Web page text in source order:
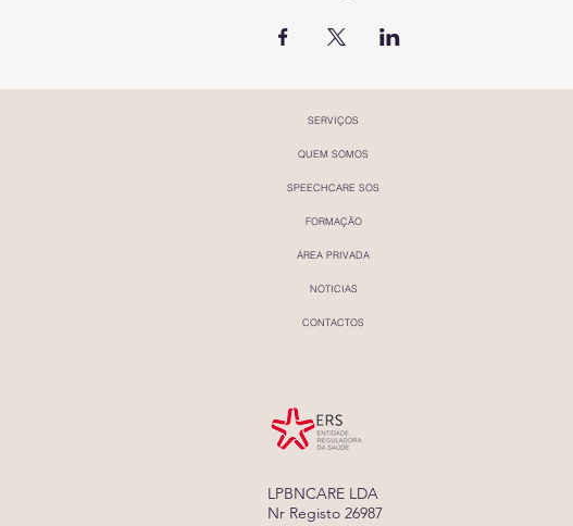
SERVIÇOS
QUEM SOMOS
SPEECHCARE SOS
FORMAÇÃO
ÁREA PRIVADA
NOTICIAS
CONTACTOS
LPBNCARE LDA
Nr Registo 26987